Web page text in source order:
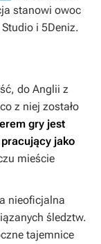
stanowi owoc
i 5Deniz.
do Anglii z
z niej zostało
gry jest
jako
mieście
nieoficjalna
śledztw.
tajemnice